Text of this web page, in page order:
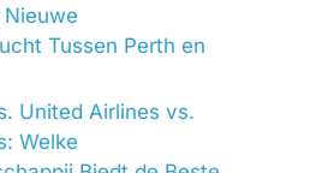
Tussen Perth en
United Airlines vs.
Welke